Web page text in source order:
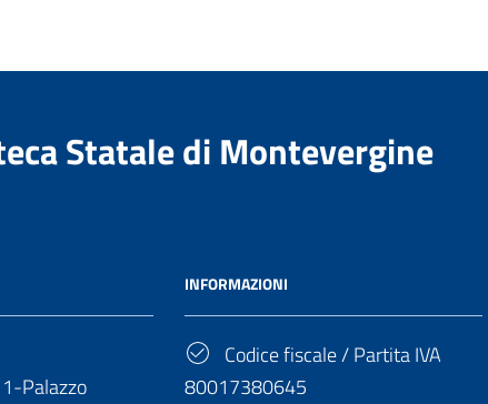
Statale di Montevergine
1-Palazzo
INFORMAZIONI
Codice fiscale / Partita IVA
80017380645